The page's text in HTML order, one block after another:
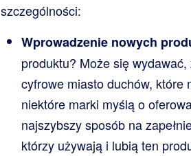
szczególności:
Wprowadzenie nowych
produktu? Może się
cyfrowe miasto duchów, które
niektóre marki myślą o
najszybszy sposób na
którzy używają i lubią ten